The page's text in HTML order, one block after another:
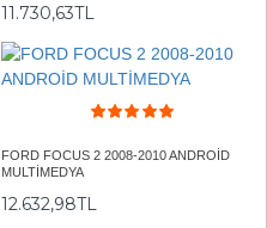
11.730,63TL
FORD FOCUS 2 2008-2010 ANDROİD
MULTİMEDYA
12.632,98TL